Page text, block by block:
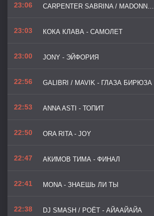
23:06 CARPENTER SABRINA / MADONNA - BRING YOUR LOVE
23:03 КОКА КЛАВА - САМОЛЕТ
23:00 JONY - ЭЙФОРИЯ
22:56 GALIBRI / MAVIK - ГЛАЗА БИРЮЗА
22:53 ANNA ASTI - ТОПИТ
22:50 ORA RITA - JOY
22:47 АКИМОВ ТИМА - ФИНАЛ
22:41 MONA - ЗНАЕШЬ ЛИ ТЫ
22:38 DJ SMASH / POЁT - АЙААЙАЙА